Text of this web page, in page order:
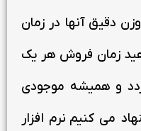
دقیق آنها در زمان
زمان فروش هر یک
و همیشه موجودی
می کنیم نرم افزار